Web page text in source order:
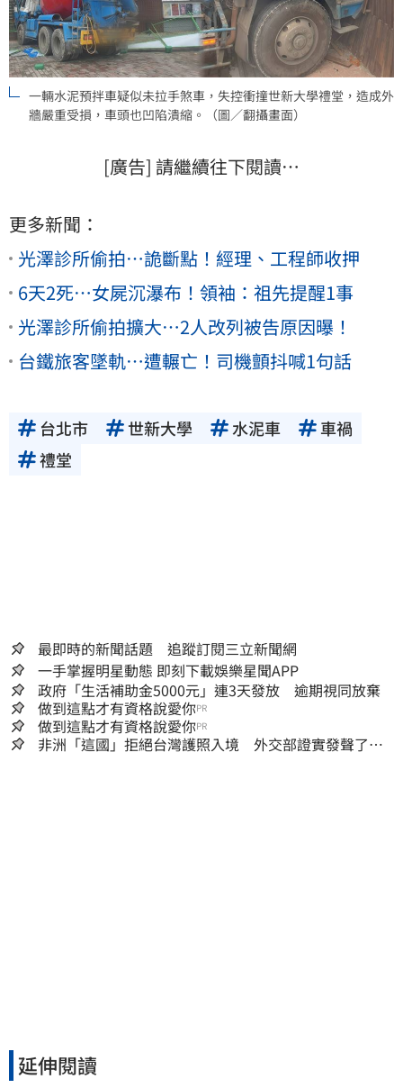
一輛水泥預拌車疑似未拉手煞車，失控衝撞世新大學禮堂，造成外
牆嚴重受損，車頭也凹陷潰縮。（圖／翻攝畫面）
[廣告] 請繼續往下閱讀…
更多新聞：
光澤診所偷拍…詭斷點！經理、工程師收押
6天2死…女屍沉瀑布！領袖：祖先提醒1事
光澤診所偷拍擴大…2人改列被告原因曝！
台鐵旅客墜軌…遭輾亡！司機顫抖喊1句話
台北市 世新大學 水泥車
車禍
禮堂
最即時的新聞話題 追蹤訂閱三立新聞網
一手掌握明星動態 即刻下載娛樂星聞APP
政府「生活補助金5000元」連3天發放 逾期視同放棄
做到這點才有資格說愛你PR
做到這點才有資格說愛你PR
非洲「這國」拒絕台灣護照入境 外交部證實發聲了：
延伸閱讀